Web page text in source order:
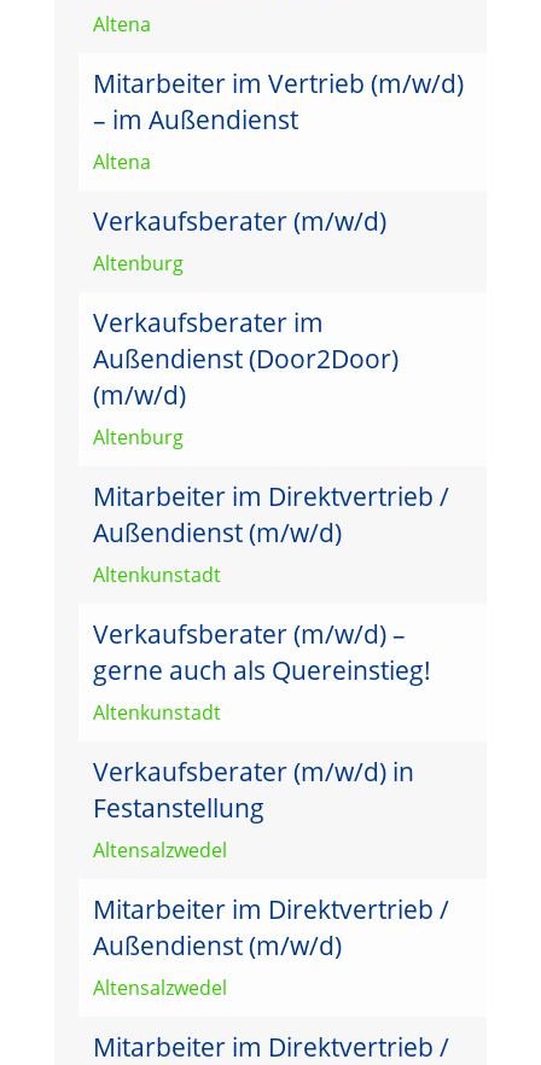
Altena
Mitarbeiter im Vertrieb (m/w/d)
– im Außendienst
Altena
Verkaufsberater (m/w/d)
Altenburg
Verkaufsberater im
Außendienst (Door2Door)
(m/w/d)
Altenburg
Mitarbeiter im Direktvertrieb /
Außendienst (m/w/d)
Altenkunstadt
Verkaufsberater (m/w/d) –
gerne auch als Quereinstieg!
Altenkunstadt
Verkaufsberater (m/w/d) in
Festanstellung
Altensalzwedel
Mitarbeiter im Direktvertrieb /
Außendienst (m/w/d)
Altensalzwedel
Mitarbeiter im Direktvertrieb /